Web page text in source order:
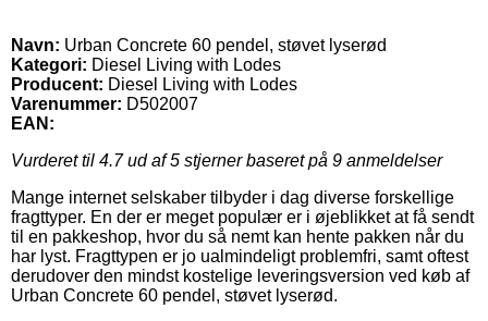
Navn: Urban Concrete 60 pendel, støvet lyserød
Kategori: Diesel Living with Lodes
Producent: Diesel Living with Lodes
Varenummer: D502007
EAN:
Vurderet til 4.7ud af 5 stjerner baseret på 9 anmeldelser
Mange internet selskaber tilbyder i dag diverse forskellige
fragttyper. En der er meget populær er i øjeblikket at få sendt
til en pakkeshop, hvor du så nemt kan hente pakken når du
har lyst. Fragttypen er jo ualmindeligt problemfri, samt oftest
derudover den mindst kostelige leveringsversion ved køb af
Urban Concrete 60 pendel, støvet lyserød.